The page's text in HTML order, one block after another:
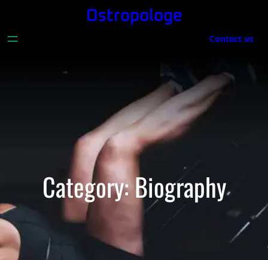
content
Ostropologe
Contact us
Category:Biography